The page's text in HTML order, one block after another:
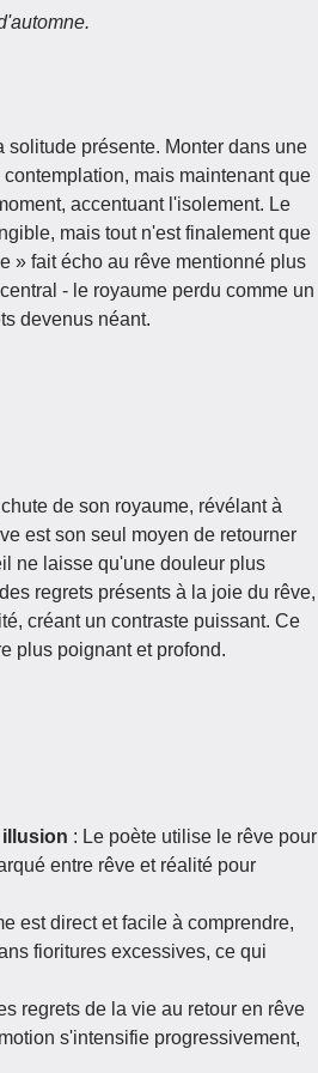
présente. Monter dans une
mais maintenant que
accentuant l'isolement. Le
mais tout n'est finalement que
» fait écho au rêve mentionné plus
- le royaume perdu comme un
devenus néant.
de son royaume, révélant à
est son seul moyen de retourner
ne laisse qu'une douleur plus
regrets présents à la joie du rêve,
créant un contraste puissant. Ce
plus poignant et profond.
illusion : Le poète utilise le rêve pour
entre rêve et réalité pour
est direct et facile à comprendre,
fioritures excessives, ce qui
regrets de la vie au retour en rêve
s'intensifie progressivement,